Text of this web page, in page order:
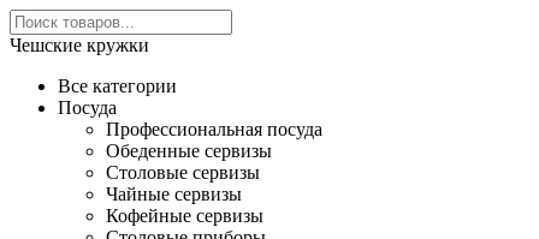
Чешские кружки
Все категории
Посуда
Профессиональная посуда
Обеденные сервизы
Столовые сервизы
Чайные сервизы
Кофейные сервизы